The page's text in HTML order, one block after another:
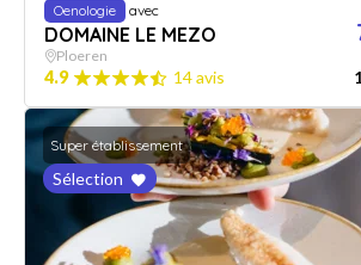
Oenologie avec
DOMAINE LE MEZO
Ploeren
4.9 14 avis
Super établissement
Sélection